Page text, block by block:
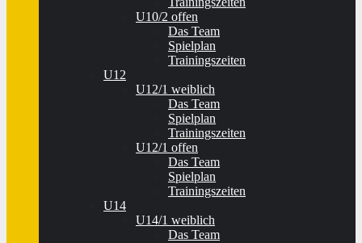
U10/2 offen
Das Team
Spielplan
Trainingszeiten
U12
U12/1 weiblich
Das Team
Spielplan
Trainingszeiten
U12/1 offen
Das Team
Spielplan
Trainingszeiten
U14
U14/1 weiblich
Das Team